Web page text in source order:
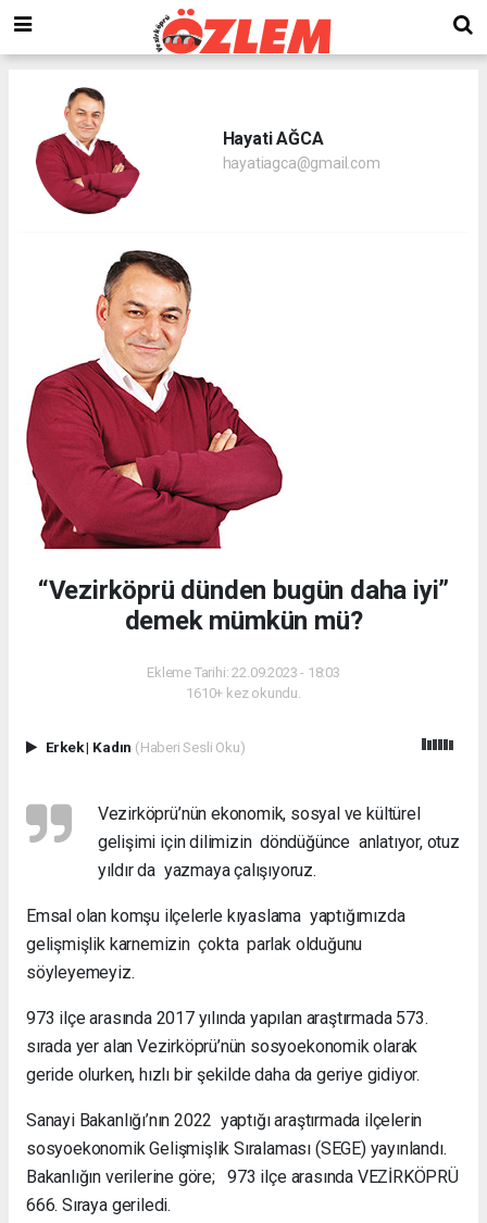
Hayati AĞCA
hayatiagca@gmail.com
“Vezirköprü dünden bugün daha iyi”
demek mümkün mü?
Ekleme Tarihi: 22.09.2023 - 18:03
1610+ kez okundu.
Erkek| Kadın (Haberi Sesli Oku)
Vezirköprü’nün ekonomik, sosyal ve kültürel
gelişimi için dilimizin döndüğünce anlatıyor, otuz
yıldır da yazmaya çalışıyoruz.
Emsal olan komşu ilçelerle kıyaslama yaptığımızda
gelişmişlik karnemizin çokta parlak olduğunu
söyleyemeyiz.
973 ilçe arasında 2017 yılında yapılan araştırmada 573.
sırada yer alan Vezirköprü’nün sosyoekonomik olarak
geride olurken, hızlı bir şekilde daha da geriye gidiyor.
Sanayi Bakanlığı’nın 2022 yaptığı araştırmada ilçelerin
sosyoekonomik Gelişmişlik Sıralaması (SEGE) yayınlandı.
Bakanlığın verilerine göre; 973 ilçe arasında VEZİRKÖPRÜ
666. Sıraya geriledi.